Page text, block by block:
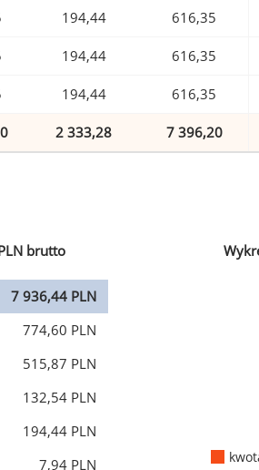
194,44 616,35
194,44 616,35
194,44 616,35
2 333,28 7 396,20
brutto
7 936,44 PLN
774,60 PLN
515,87 PLN
132,54 PLN
194,44 PLN
7,94 PLN